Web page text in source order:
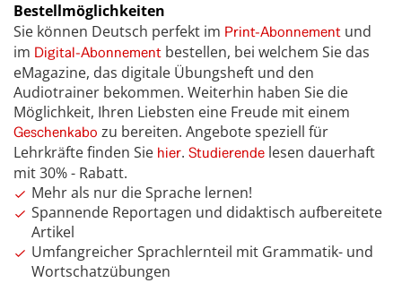
Bestellmöglichkeiten
Sie können Deutsch perfekt im Print-Abonnement und
im Digital-Abonnement bestellen, bei welchem Sie das
eMagazine, das digitale Übungsheft und den
Audiotrainer bekommen. Weiterhin haben Sie die
Möglichkeit, Ihren Liebsten eine Freude mit einem
Geschenkabo zu bereiten. Angebote speziell für
Lehrkräfte finden Sie hier. Studierende lesen dauerhaft
mit 30% - Rabatt.
Mehr als nur die Sprache lernen!
Spannende Reportagen und didaktisch aufbereitete
Artikel
Umfangreicher Sprachlernteil mit Grammatik- und
Wortschatzübungen